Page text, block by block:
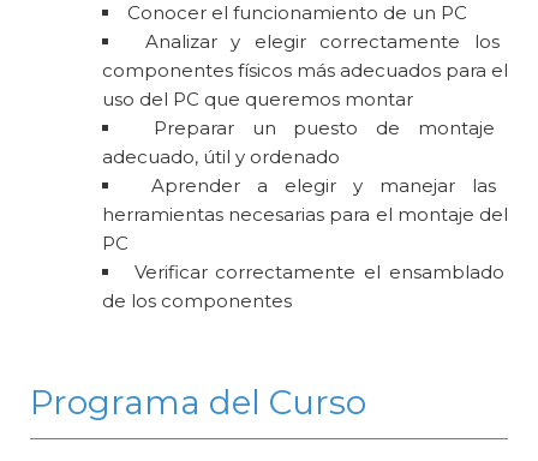
Conocer el funcionamiento de un PC
Analizar y elegir correctamente los
componentes físicos más adecuados para el
uso del PC que queremos montar
Preparar un puesto de montaje
adecuado, útil y ordenado
Aprender a elegir y manejar las
herramientas necesarias para el montaje del
PC
Verificar correctamente el ensamblado
de los componentes
Programa del Curso